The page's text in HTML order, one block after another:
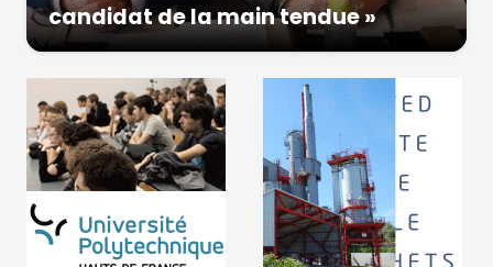
candidat de la main tendue »